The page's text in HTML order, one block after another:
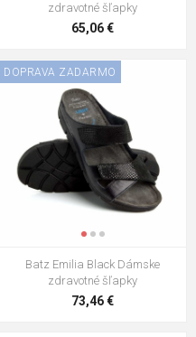
zdravotné šľapky
65,06 €
DOPRAVA ZADARMO
Batz Emilia Black Dámske
zdravotné šľapky
73,46 €